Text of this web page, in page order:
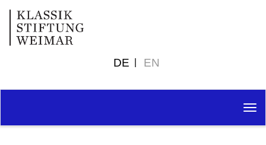
DE EN